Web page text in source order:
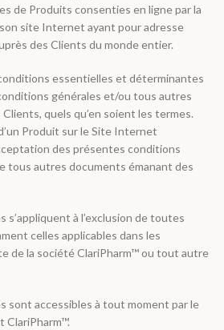
de Produits consenties en ligne par la
site Internet ayant pour adresse
des Clients du monde entier.
essentielles et déterminantes
générales et/ou tous autres
quels qu’en soient les termes.
Produit sur le Site Internet
des présentes conditions
tous autres documents émanant des
s’appliquent à l’exclusion de toutes
celles applicables dans les
de la société ClariPharm™ ou tout autre
sont accessibles à tout moment par le